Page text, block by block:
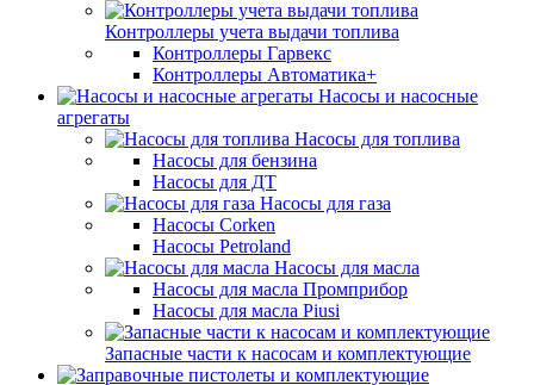
Контроллеры учета выдачи топлива
Контроллеры Гарвекс
Контроллеры Автоматика+
Насосы и насосные
агрегаты
Насосы для топлива
Насосы для бензина
Насосы для ДТ
Насосы для газа
Насосы Corken
Насосы Petroland
Насосы для масла
Насосы для масла Промприбор
Насосы для масла Piusi
Запасные части к насосам и комплектующие